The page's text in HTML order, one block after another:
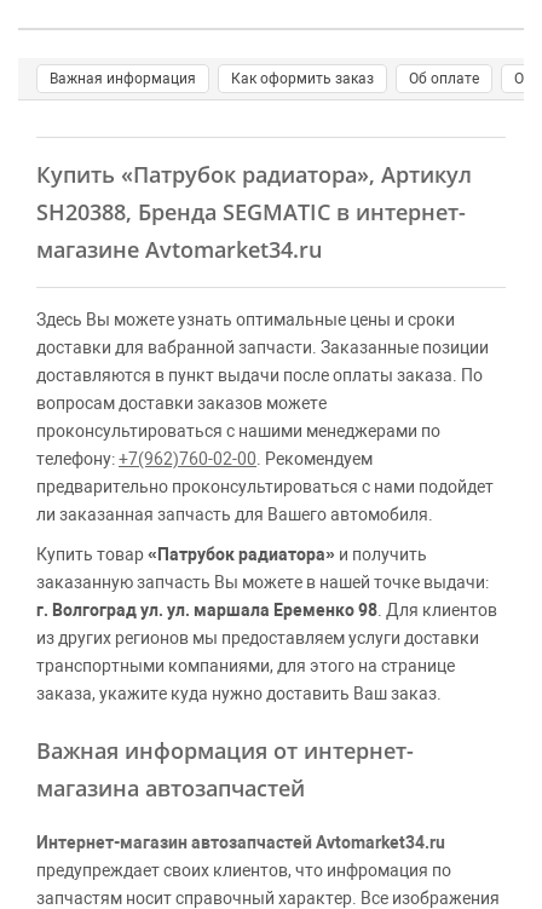
Важная информация Как оформить заказ Об оплате О
Купить «Патрубок радиатора», Артикул
SH20388, Бренда SEGMATIC в интернет-
магазине Avtomarket34.ru
Здесь Вы можете узнать оптимальные цены и сроки
доставки для вабранной запчасти. Заказанные позиции
доставляются в пункт выдачи после оплаты заказа. По
вопросам доставки заказов можете
проконсультироваться с нашими менеджерами по
телефону:+7(962)760-02-00 . Рекомендуем
предварительно проконсультироваться с нами подойдет
ли заказанная запчасть для Вашего автомобиля.
Купить товар«Патрубок радиатора» и получить
заказанную запчасть Вы можете в нашей точке выдачи:
г. Волгоград ул. ул. маршала Еременко 98 . Для клиентов
из других регионов мы предоставляем услуги доставки
транспортными компаниями, для этого на странице
заказа, укажите куда нужно доставить Ваш заказ.
Важная информация от интернет-
магазина автозапчастей
Интернет-магазин автозапчастей Avtomarket34.ru
предупреждает своих клиентов, что инфромация по
запчастям носит справочный характер. Все изображения